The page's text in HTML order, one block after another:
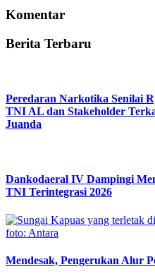
Komentar
Berita Terbaru
Peredaran Narkotika Senilai
TNI AL dan Stakeholder
Juanda
Dankodaeral IV Dampingi
TNI Terintegrasi 2026
Mendesak, Pengerukan Alur